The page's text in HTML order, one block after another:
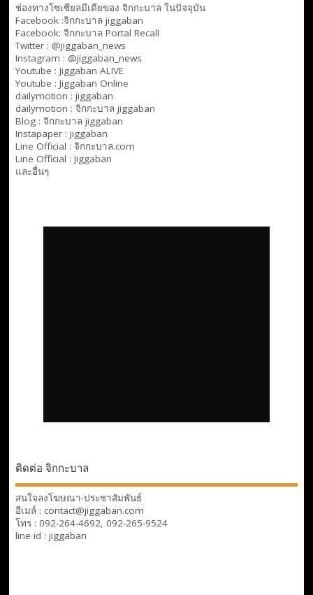
ช่องทางโซเซียลมีเดียของ จิกกะบาล ในปัจจุบัน
Facebook :จิกกะบาล jiggaban
Facebook: จิกกะบาล Portal Recall
Twitter : @jiggaban_news
Instagram : @jiggaban_news
Youtube : Jiggaban ALIVE
Youtube : Jiggaban Online
dailymotion : jiggaban
dailymotion : จิกกะบาล jiggaban
Blog : จิกกะบาล jiggaban
Instapaper : jiggaban
Line Official : จิกกะบาล.com
Line Official : Jiggaban
และอื่นๆ
ติดต่อ จิกกะบาล
สนใจลงโฆษณา-ประชาสัมพันธ์
อีเมล์ : contact@jiggaban.com
โทร : 092-264-4692, 092-265-9524
line id : jiggaban